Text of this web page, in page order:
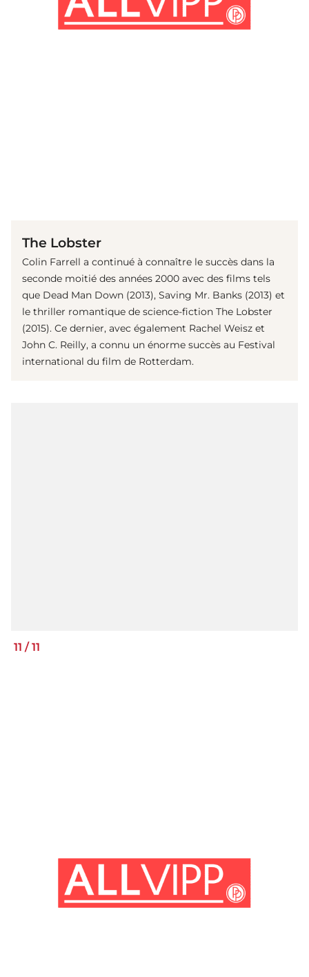
The Lobster
Colin Farrell a continué à connaître le succès dans la
seconde moitié des années 2000 avec des films tels
que Dead Man Down (2013), Saving Mr. Banks (2013) et
le thriller romantique de science-fiction The Lobster
(2015). Ce dernier, avec également Rachel Weisz et
John C. Reilly, a connu un énorme succès au Festival
international du film de Rotterdam.
11 /11